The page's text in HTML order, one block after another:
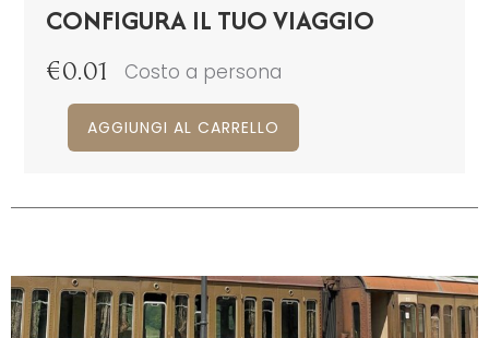
CONFIGURA IL TUO VIAGGIO
€0.01 Costo a persona
AGGIUNGI AL CARRELLO